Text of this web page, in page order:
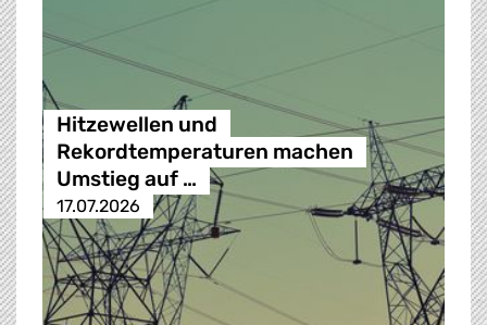
Hitzewellen und
Rekordtemperaturen machen
Umstieg auf …
17.07.2026